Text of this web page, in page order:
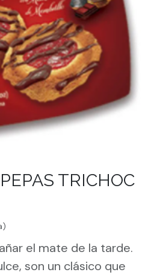
TRICHOC
el mate de la tarde.
son un clásico que